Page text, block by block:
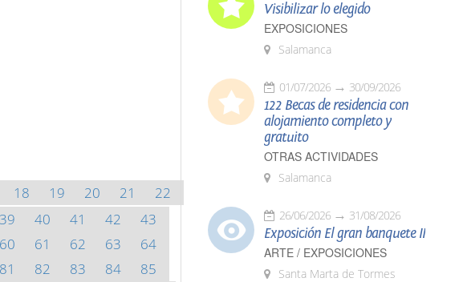
18 19 20 21
22
39 40 41 42
43
60 61 62 63
64
81 82 83 84
85
Visibilizar lo elegido
EXPOSICIONES
Salamanca
01/07/2026 30/09/2026
122 Becas de residencia con
alojamiento completo y
gratuito
OTRAS ACTIVIDADES
Salamanca
26/06/2026 31/08/2026
Exposición El gran banquete II
ARTE / EXPOSICIONES
Santa Marta de Tormes